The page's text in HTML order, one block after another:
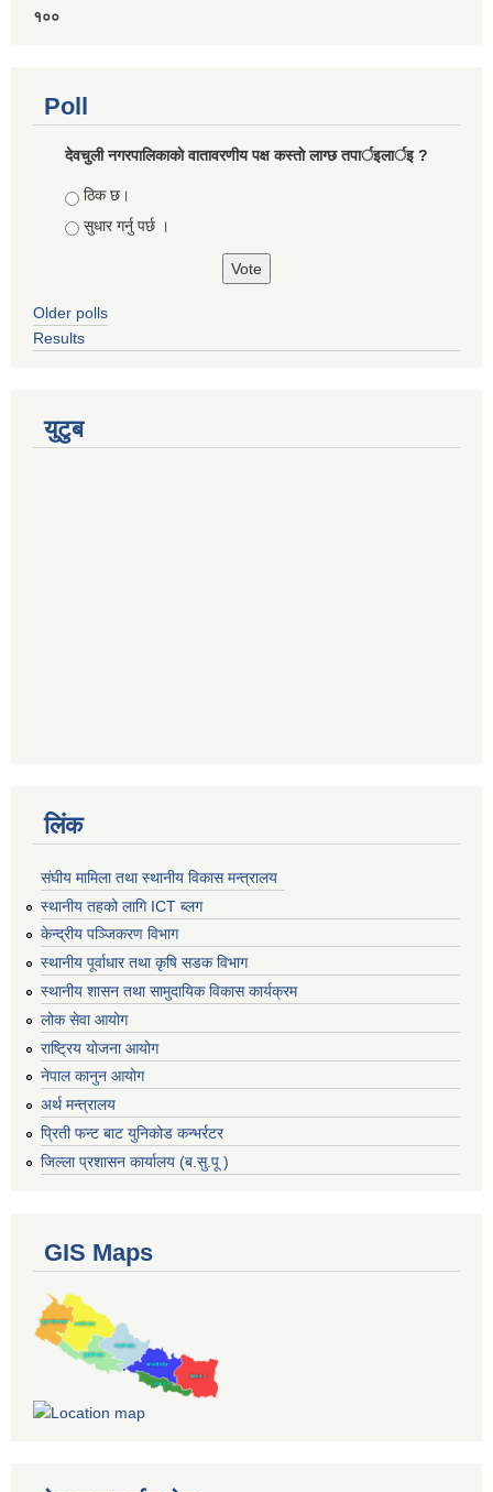
१००
Poll
देवचुली नगरपालिकाकाे वातावरणीय पक्ष कस्ताे लाग्छ तपार्इलार्इ ?
Choices
ठिक छ।
सुधार गर्नु पर्छ ।
Older polls
Results
युटुब
लिंक
संघीय मामिला तथा स्थानीय विकास मन्त्रालय
स्थानीय तहको लागि ICT ब्लग
केन्द्रीय पञ्जिकरण विभाग
स्थानीय पूर्वाधार तथा कृषि सडक विभाग
स्थानीय शासन तथा सामुदायिक विकास कार्यक्रम
लोक सेवा आयोग
राष्ट्रिय योजना आयोग
नेपाल कानुन आयोग
अर्थ मन्त्रालय
प्रिती फन्ट बाट युनिकोड कन्भर्रटर
जिल्ला प्रशासन कार्यालय (ब.सु.पू )
GIS Maps